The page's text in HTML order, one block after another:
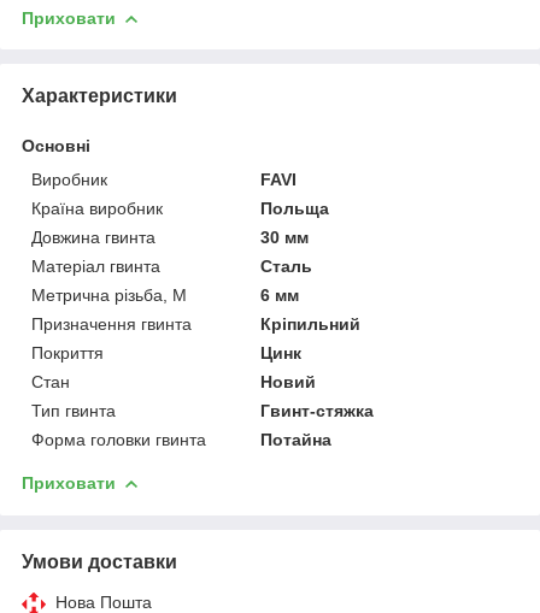
Приховати
Характеристики
Основні
Виробник
FAVI
Країна виробник
Польща
Довжина гвинта
30 мм
Матеріал гвинта
Сталь
Метрична різьба, М
6 мм
Призначення гвинта
Кріпильний
Покриття
Цинк
Стан
Новий
Тип гвинта
Гвинт-стяжка
Форма головки гвинта
Потайна
Приховати
Умови доставки
Нова Пошта